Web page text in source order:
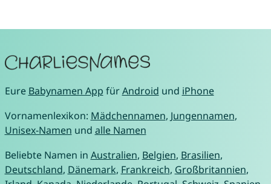
Eure Babynamen App fürAndroid und iPhone
Vornamenlexikon: Mädchennamen, Jungennamen,
Unisex-Namen und alle Namen
Beliebte Namen in Australien, Belgien, Brasilien,
Deutschland, Dänemark, Frankreich, Großbritannien,